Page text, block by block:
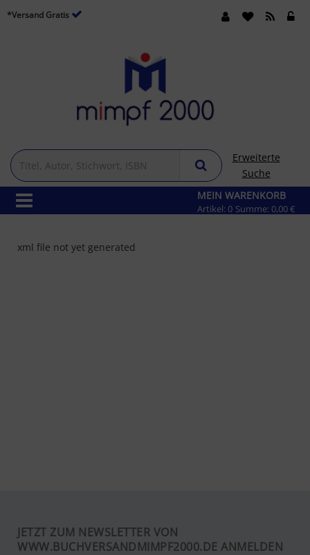
*Versand Gratis
Erweiterte
Suche
MEIN WARENKORB
Artikel: 0 Summe: 0,00 €
xml file not yet generated
JETZT ZUM NEWSLETTER VON
WWW.BUCHVERSANDMIMPF2000.DE ANMELDEN